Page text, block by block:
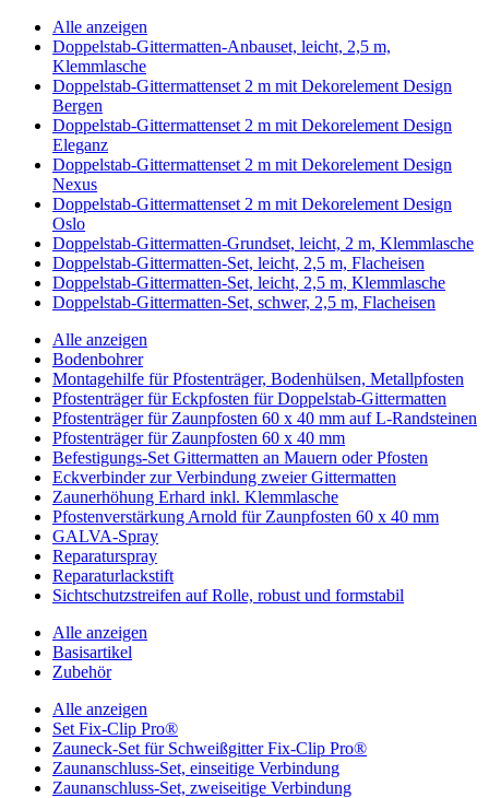
Alle anzeigen
Doppelstab-Gittermatten-Anbauset, leicht, 2,5 m,
Klemmlasche
Doppelstab-Gittermattenset 2 m mit Dekorelement Design
Bergen
Doppelstab-Gittermattenset 2 m mit Dekorelement Design
Eleganz
Doppelstab-Gittermattenset 2 m mit Dekorelement Design
Nexus
Doppelstab-Gittermattenset 2 m mit Dekorelement Design
Oslo
Doppelstab-Gittermatten-Grundset, leicht, 2 m, Klemmlasche
Doppelstab-Gittermatten-Set, leicht, 2,5 m, Flacheisen
Doppelstab-Gittermatten-Set, leicht, 2,5 m, Klemmlasche
Doppelstab-Gittermatten-Set, schwer, 2,5 m, Flacheisen
Alle anzeigen
Bodenbohrer
Montagehilfe für Pfostenträger, Bodenhülsen, Metallpfosten
Pfostenträger für Eckpfosten für Doppelstab-Gittermatten
Pfostenträger für Zaunpfosten 60 x 40 mm auf L-Randsteinen
Pfostenträger für Zaunpfosten 60 x 40 mm
Befestigungs-Set Gittermatten an Mauern oder Pfosten
Eckverbinder zur Verbindung zweier Gittermatten
Zaunerhöhung Erhard inkl. Klemmlasche
Pfostenverstärkung Arnold für Zaunpfosten 60 x 40 mm
GALVA-Spray
Reparaturspray
Reparaturlackstift
Sichtschutzstreifen auf Rolle, robust und formstabil
Alle anzeigen
Basisartikel
Zubehör
Alle anzeigen
Set Fix-Clip Pro®
Zauneck-Set für Schweißgitter Fix-Clip Pro®
Zaunanschluss-Set, einseitige Verbindung
Zaunanschluss-Set, zweiseitige Verbindung